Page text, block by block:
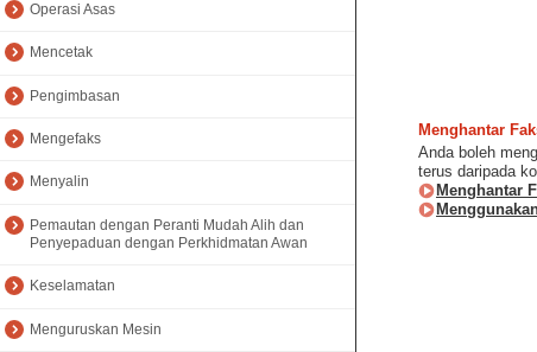
Operasi Asas
Mencetak
Pengimbasan
Mengefaks
Menyalin
Pemautan dengan Peranti Mudah Alih dan
Penyepaduan dengan Perkhidmatan Awan
Keselamatan
Menguruskan Mesin
Menghantar
Anda boleh
terus daripada
Menghantar